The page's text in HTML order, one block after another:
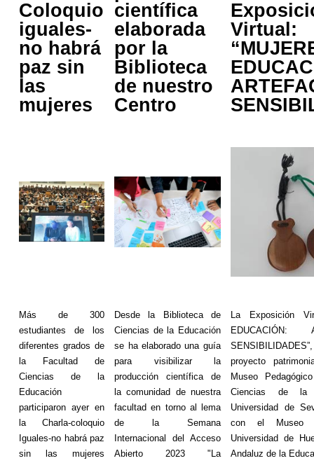
Coloquio
iguales-
no habrá
paz sin
las
mujeres
científica
elaborada
por la
Biblioteca
de nuestro
Centro
Virtual:
Más de 300
estudiantes de los
diferentes grados de
la Facultad de
Ciencias de la
Educación
participaron ayer en
la Charla-coloquio
Iguales-no habrá paz
sin las mujeres
Desde la Biblioteca de
Ciencias de la Educación
se ha elaborado una guía
para visibilizar la
producción científica de
la comunidad de nuestra
facultad en torno al lema
de la Semana
Internacional del Acceso
Abierto 2023 "La
La Exposición
EDUCACIÓN:
proyecto
Museo
Ciencias de la
Universidad de
con el Museo
Universidad de
Andaluz de la